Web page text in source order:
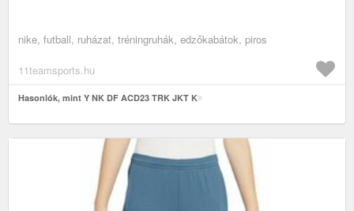
nike, futball, ruházat, tréningruhák, edzőkabátok, piros
11teamsports.hu
Hasonlók, mint Y NK DF ACD23 TRK JKT K